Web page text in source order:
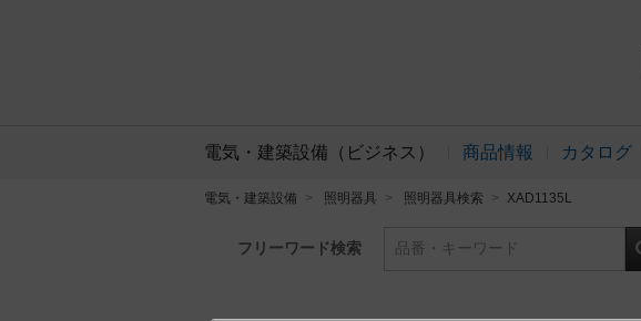
電気・建築設備（ビジネス） 商品情報 カタログ
電気・建築設備 照明器具 照明器具検索 XAD1135L
フリーワード検索 品番・キーワード